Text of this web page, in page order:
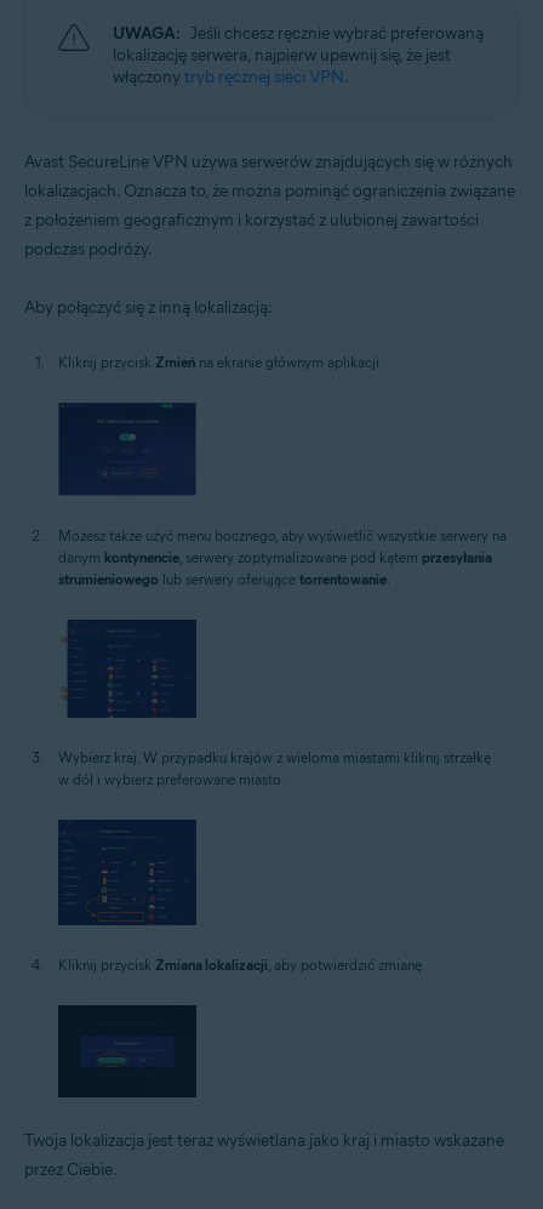
UWAGA: Jeśli chcesz ręcznie wybrać preferowaną
lokalizację serwera, najpierw upewnij się, że jest
włączony tryb ręcznej sieci VPN.
Avast SecureLine VPN używa serwerów znajdujących się w różnych
lokalizacjach. Oznacza to, że można pominąć ograniczenia związane
z położeniem geograficznym i korzystać z ulubionej zawartości
podczas podróży.
Aby połączyć się z inną lokalizacją:
Kliknij przycisk Zmień na ekranie głównym aplikacji.
Możesz także użyć menu bocznego, aby wyświetlić wszystkie serwery na
danym kontynencie , serwery zoptymalizowane pod kątem przesyłania
strumieniowego lub serwery oferujące torrentowanie
Wybierz kraj. W przypadku krajów z wieloma miastami kliknij strzałkę
w dół i wybierz preferowane miasto.
Kliknij przycisk Zmiana lokalizacji , aby potwierdzić zmianę.
Twoja lokalizacja jest teraz wyświetlana jako kraj i miasto wskazane
przez Ciebie.